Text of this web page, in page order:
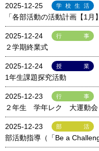
2025-12-25 学校生活
「各部活動の活動計画【1
2025-12-24 行事
２学期終業式
2025-12-24 授業
1年生課題探究活動
2025-12-23 行事
２年生 学年レク 大運動会
2025-12-23 部活
部活動指導（「Be a